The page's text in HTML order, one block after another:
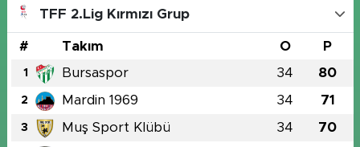
TFF 2.Lig Kırmızı Grup
# Takım O P
1 Bursaspor 34 80
2 Mardin 1969 34 71
3 Muş Sport Klübü 34 70